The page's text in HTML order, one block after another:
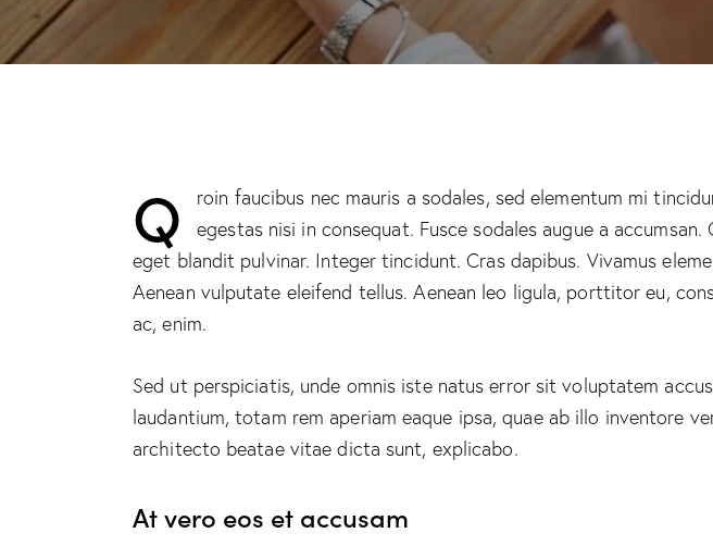
Q
roin faucibus nec mauris a sodales, sed elementum mi
egestas nisi in consequat. Fusce sodales augue a
eget blandit pulvinar. Integer tincidunt. Cras dapibus. Vivamus
Aenean vulputate eleifend tellus. Aenean leo ligula, porttitor eu,
ac, enim.
Sed ut perspiciatis, unde omnis iste natus error sit voluptatem
laudantium, totam rem aperiam eaque ipsa, quae ab illo inventore
architecto beatae vitae dicta sunt, explicabo.
At vero eos et accusam